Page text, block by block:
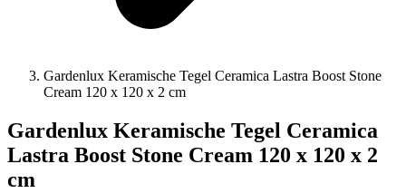
Gardenlux Keramische Tegel Ceramica Lastra Boost Stone
Cream 120 x 120 x 2 cm
Gardenlux Keramische Tegel Ceramica
Lastra Boost Stone Cream 120 x 120 x 2
cm